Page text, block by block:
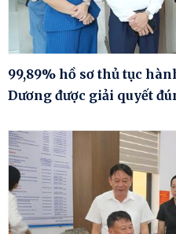
99,89% hồ sơ thủ tục
Dương được giải quyết